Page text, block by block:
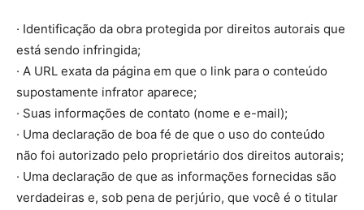
· Identificação da obra protegida por direitos autorais que
está sendo infringida;
· A URL exata da página em que o link para o conteúdo
supostamente infrator aparece;
· Suas informações de contato (nome e e-mail);
· Uma declaração de boa fé de que o uso do conteúdo
não foi autorizado pelo proprietário dos direitos autorais;
· Uma declaração de que as informações fornecidas são
verdadeiras e, sob pena de perjúrio, que você é o titular